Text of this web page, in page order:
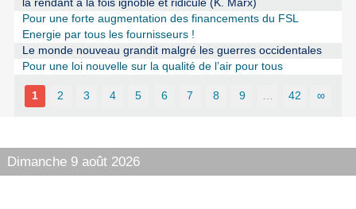
la rendant à la fois ignoble et ridicule (K. Marx)
Pour une forte augmentation des financements du FSL
Energie par tous les fournisseurs !
Le monde nouveau grandit malgré les guerres occidentales
Pour une loi nouvelle sur la qualité de l’air pour tous
1 2 3 4 5 6 7 8 9 42 ∞
Dimanche 9 août 2026